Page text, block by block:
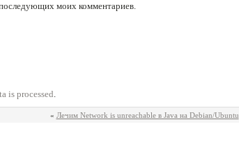
моих комментариев.
is processed.
« Лечим Network is unreachable в Java на Debian/Ubuntu